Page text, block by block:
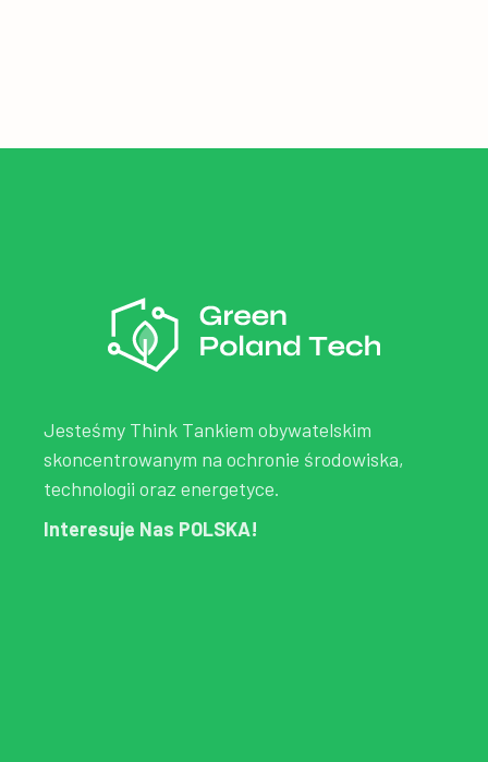
Jesteśmy Think Tankiem obywatelskim
skoncentrowanym na ochronie środowiska,
technologii oraz energetyce.
Interesuje Nas POLSKA!